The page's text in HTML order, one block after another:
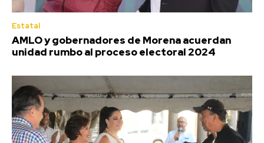
Estatal
AMLO y gobernadores de Morena acuerdan
unidad rumbo al proceso electoral 2024